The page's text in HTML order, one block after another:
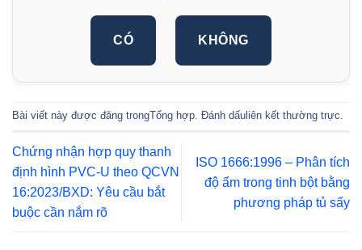
CÓ KHÔNG
Bài viết này được đăng trongTổng hợp. Đánh dấu liên kết thường trực.
Chứng nhận hợp quy thanh
định hình PVC-U theo QCVN
16:2023/BXD: Yêu cầu bắt
buộc cần nắm rõ
ISO 1666:1996 – Phân tích
độ ẩm trong tinh bột bằng
phương pháp tủ sấy